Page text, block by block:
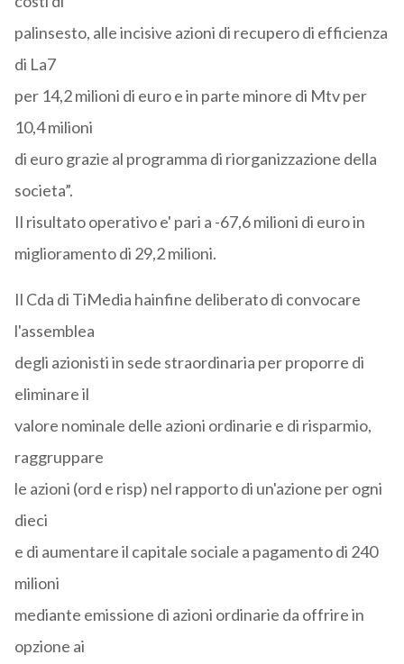
palinsesto, alle incisive azioni di recupero di efficienza
di La7
per 14,2 milioni di euro e in parte minore di Mtv per
10,4 milioni
di euro grazie al programma di riorganizzazione della
societa”.
Il risultato operativo e' pari a -67,6 milioni di euro in
miglioramento di 29,2 milioni.
Il Cda di TiMedia hainfine deliberato di convocare
l'assemblea
degli azionisti in sede straordinaria per proporre di
eliminare il
valore nominale delle azioni ordinarie e di risparmio,
raggruppare
le azioni (ord e risp) nel rapporto di un'azione per ogni
dieci
e di aumentare il capitale sociale a pagamento di 240
milioni
mediante emissione di azioni ordinarie da offrire in
opzione ai